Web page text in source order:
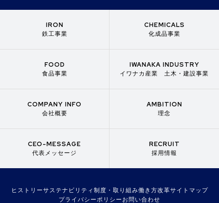
IRON
鉄工事業
CHEMICALS
化成品事業
FOOD
食品事業
IWANAKA INDUSTRY
イワナカ産業 土木・建設事業
COMPANY INFO
会社概要
AMBITION
理念
CEO-MESSAGE
代表メッセージ
RECRUIT
採用情報
ヒストリーサステナビリティ制度・取り組み働き方改革サイトマップ
プライバシーポリシーお問い合わせ